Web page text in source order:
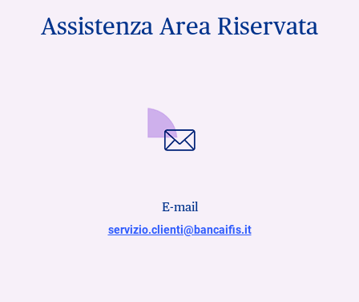
Assistenza Area Riservata
E-mail
servizio.clienti@bancaifis.it